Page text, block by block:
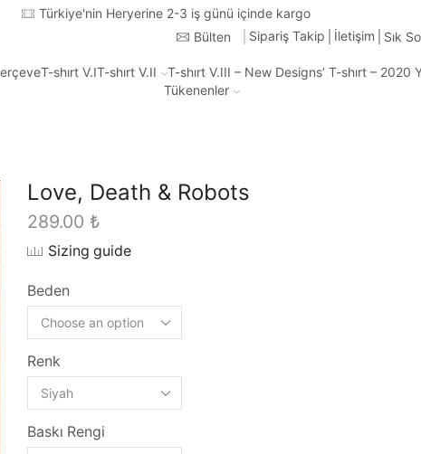
Bülten Sipariş Takip İletişim Sık
T-shırt V.IT-shırt V.II
T-shırt V.III – New Designs’ T-shırt – 2020
Tükenenler
Love, Death & Robots
289.00 ₺
Sizing guide
Beden
Renk
Baskı Rengi